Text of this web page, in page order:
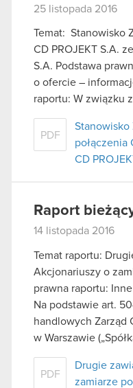
25 listopada 2016
Temat: Stanowisko
CD PROJEKT S.A.
S.A. Podstawa
o ofercie –
raportu: W związku
PDF
Stanowisko
połączenia
CD
Raport
14 listopada 2016
Temat raportu:
Akcjonariuszy o
prawna raportu:
Na podstawie art.
handlowych Zarząd
w Warszawie
PDF
Drugie
zamiarze